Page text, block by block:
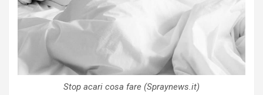
Stop acari cosa fare (Spraynews.it)